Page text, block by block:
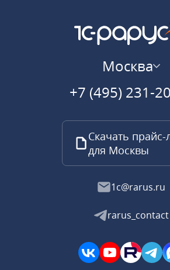
Москва
+7 (495) 231-
Скачать прайс-
для Москвы
1c@rarus.ru
rarus_contact